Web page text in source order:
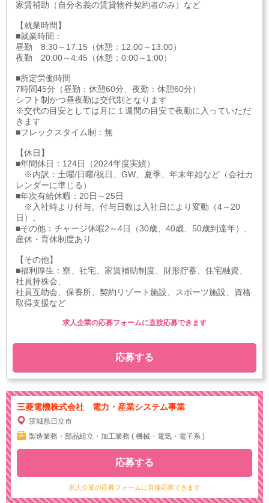
家賃補助（自分名義の賃貸物件契約者のみ）など
【就業時間】
■就業時間：
昼勤 8:30～17:15（休憩：12:00～13:00）
夜勤 20:00～4:45（休憩：0:00～1:00）
■所定労働時間
7時間45分（昼勤：休憩60分、夜勤：休憩60分）
シフト制かつ昼夜勤は交代制となります
※交代の目安としては月に１週間の目安で夜勤に入っていただ
きます
■フレックスタイム制：無
【休日】
■年間休日：124日（2024年度実績）
※内訳：土曜/日曜/祝日、GW、夏季、年末年始など（会社カ
レンダーに準じる）
■年次有給休暇：20日～25日
※入社時より付与。付与日数は入社日により変動（4～20
日）。
■その他：チャージ休暇2～4日（30歳、40歳、50歳到達年）、
産休・育休制度あり
【その他】
■福利厚生：寮、社宅、家賃補助制度、財形貯蓄、住宅融資、
社員持株会、
社員互助会、保養所、契約リゾート施設、スポーツ施設、資格
取得支援など
応募する
求人企業の応募フォームに直接応募できます
三菱電機株式会社 電力・産業システム事業
茨城県日立市
製造業務・部品組立・加工業務 ( 機械・電気・電子系 )
求人企業の応募フォームに直接応募できます
応募する